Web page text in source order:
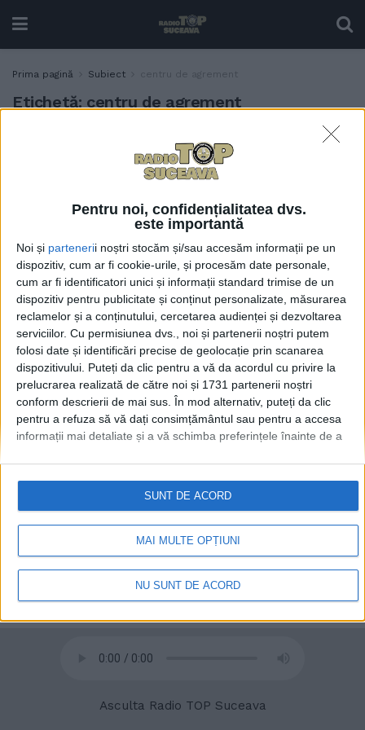
Pentru noi, confidențialitatea dvs.
este importantă
Noi și partenerii noștri stocăm și/sau accesăm informații pe un
dispozitiv, cum ar fi cookie-urile, și procesăm date personale,
cum ar fi identificatori unici și informații standard trimise de un
dispozitiv pentru publicitate și conținut personalizate, măsurarea
reclamelor și a conținutului, cercetarea audienței și dezvoltarea
serviciilor. Cu permisiunea dvs., noi și partenerii noștri putem
folosi date și identificări precise de geolocație prin scanarea
dispozitivului. Puteți da clic pentru a vă da acordul cu privire la
prelucrarea realizată de către noi și 1731 partenerii noștri
conform descrierii de mai sus. În mod alternativ, puteți da clic
pentru a refuza să vă dați consimțământul sau pentru a accesa
informații mai detaliate și a vă schimba preferințele înainte de a
retrageți consimțământul în orice moment, revenind la acest site
și făcând clic pe butonul "Confidențialitate" din partea de jos a
paginii web.
MAI MULTE OPȚIUNI
NU SUNT DE ACORD
SUNT DE ACORD
Prima pagină Subiect centru de agrement
Etichetă: centru de agrement
Vatra Dornei: Indicatori
aprobați, pentru un centru
de agrement
© 2020 Radio TOP Suceava 104 FM
Asculta Radio TOP Suceava